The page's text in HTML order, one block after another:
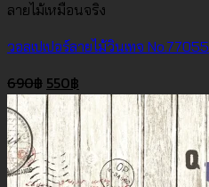
ลายไม้เหมือนจริง
วอลเปเปอร์ลายไม้วินเทจ No.77055
690฿ Original
price
was:
690฿.
550฿
price
is:
550฿.